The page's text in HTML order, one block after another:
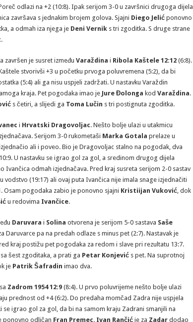
odlazi na +2 (10:8). Ipak serijom 3-0 u završnici drugoga dijela
završava s jednakim brojem golova. Sjajni Diego Jelić ponovno
a odmah iza njega je Deni Vernik s tri zgoditka. S druge strane
.
završen je susret između Varaždina i Ribola Kaštele 12:12 (6:8).
stvorivši +3 u početku prvoga poluvremena (5:2), da bi
(5:4) ali ga nisu uspjeli zadržati. U nastavku Varaždin
kraja. Pet pogodaka imao je Jure Đolonga kod Varaždina.
s četiri, a slijedi ga Toma Lučin s tri postignuta zgoditka.
i Hrvatski Dragovoljac. Nešto bolje ulazi u utakmicu
Serijom 3-0 rukometaši Marka Gotala prelaze u
ali i poveo. Bio je Dragovoljac stalno na pogodak, dva
U nastavku se igrao gol za gol, a sredinom drugog dijela
Ivančica odmah izjednačava. Pred kraj susreta serijom 2-0 sastav
(19:17) ali ovaj puta Ivančica nije imala snage izjednačiti
. Osam pogodaka zabio je ponovno sjajni Kristiijan Vuković , dok
u redovima Ivančice.
Daruvara i Solina otvorena je serijom 5-0 sastava Saše
Daruvarce pa na predah odlaze s minus pet (2:7). Nastavak je
kraj postižu pet pogodaka za redom i slave pri rezultatu 13:7.
sa šest zgoditaka, a prati ga Petar Konjević s pet. Na suprotnoj
je Patrik Šafradin imao dva.
Zadrom 1954 12:9 (8:4). U prvo poluvrijeme nešto bolje ulazi
prednost od +4 (6:2). Do predaha momčad Zadra nije uspjela
igrao gol za gol, da bi na samom kraju Zadrani smanjili na
ponovno odličan Fran Premec. Ivan Rančić je za Zadar dodao